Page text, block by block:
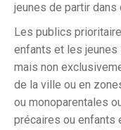
jeunes de partir dans
Les publics
enfants et les jeunes
mais non
de la ville ou en
ou monoparentales
précaires ou enfants